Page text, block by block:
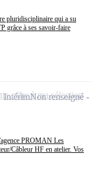
pluridisciplinaire qui a su
grâce à ses savoir-faire
PROMAN Les
Câbleur HF en atelier. Vos
IntérimNon renseigné
offre à ma sélection